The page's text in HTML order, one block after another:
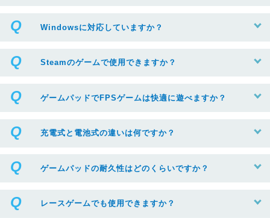
Windowsに対応していますか？
Steamのゲームで使用できますか？
ゲームパッドでFPSゲームは快適に遊べますか？
充電式と電池式の違いは何ですか？
ゲームパッドの耐久性はどのくらいですか？
レースゲームでも使用できますか？